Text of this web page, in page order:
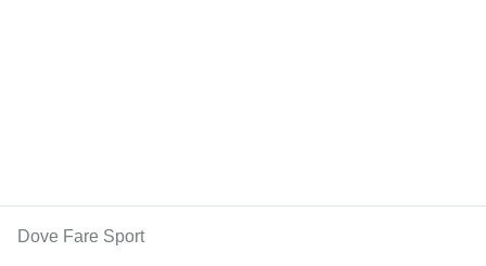
Dove Fare Sport